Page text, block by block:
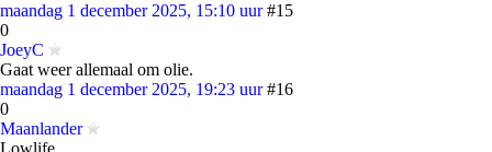
maandag 1 december 2025, 15:10 uur #15
0
JoeyC
Gaat weer allemaal om olie.
maandag 1 december 2025, 19:23 uur #16
0
Maanlander